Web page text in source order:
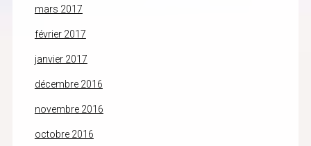
mars 2017
février 2017
janvier 2017
décembre 2016
novembre 2016
octobre 2016